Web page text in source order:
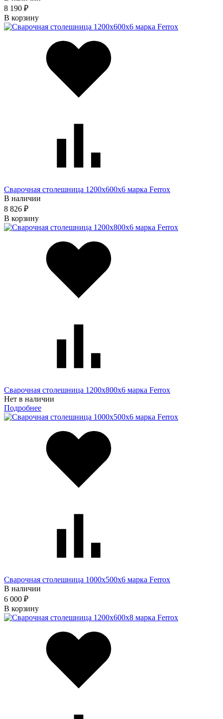
8 190 ₽
В корзину
Сварочная столешница 1200х600х6 марка Ferrox
В наличии
8 826 ₽
В корзину
Сварочная столешница 1200х800х6 марка Ferrox
Нет в наличии
Подробнее
Сварочная столешница 1000х500х6 марка Ferrox
В наличии
6 000 ₽
В корзину